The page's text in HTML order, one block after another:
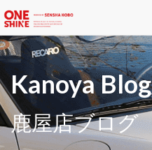
Kanoya Blog
鹿屋店ブログ